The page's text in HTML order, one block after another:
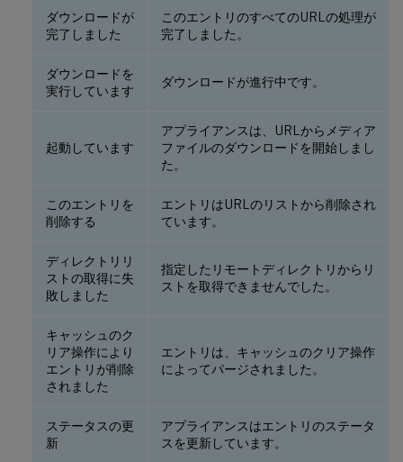
ダウンロードが
完了しました
このエントリのすべてのURLの処理が
完了しました。
ダウンロードを
実行しています
ダウンロードが進行中です。
起動しています
アプライアンスは、URLからメディア
ファイルのダウンロードを開始しまし
た。
このエントリを
削除する
エントリはURLのリストから削除され
ています。
ディレクトリリ
ストの取得に失
敗しました
指定したリモートディレクトリからリ
ストを取得できませんでした。
キャッシュのク
リア操作により
エントリが削除
されました
エントリは、キャッシュのクリア操作
によってパージされました。
ステータスの更
新
アプライアンスはエントリのステータ
スを更新しています。